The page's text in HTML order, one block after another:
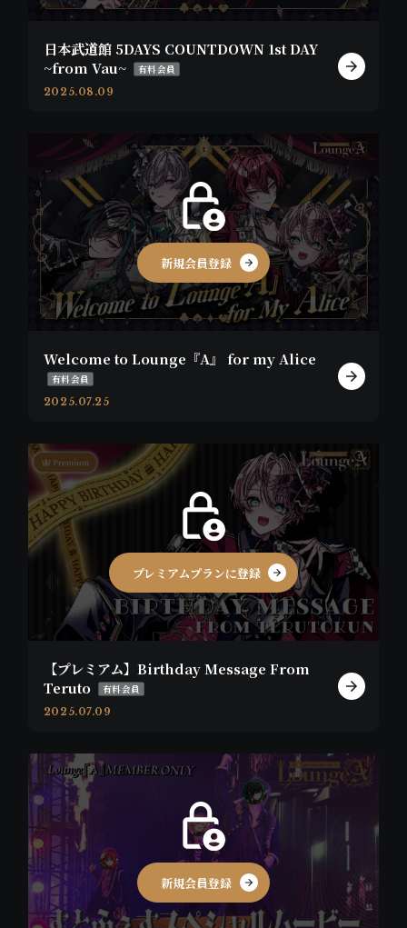
日本武道館 5DAYS COUNTDOWN 1st DAY
~from Vau~
有料会員
2025.08.09
新規会員登録
Welcome to Lounge『A』 for my Alice
有料会員
2025.07.25
プレミアムプランに登録
【プレミアム】Birthday Message From
Teruto
有料会員
2025.07.09
新規会員登録